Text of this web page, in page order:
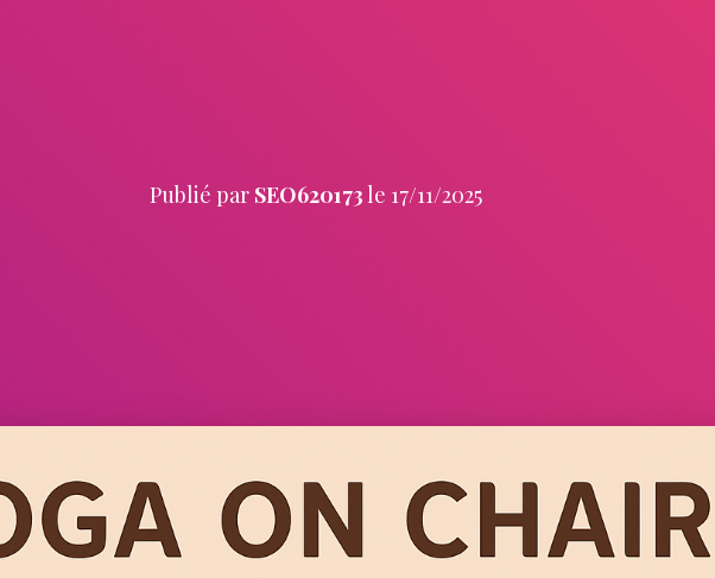
Publié par SEO620173le 17/11/2025